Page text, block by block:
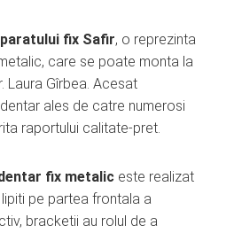
fix Safir, o reprezinta
care se poate monta la
Laura Gîrbea. Acesat
ales de catre numerosi
raportului calitate-pret.
fix metalic este realizat
pe partea frontala a
bracketii au rolul de a